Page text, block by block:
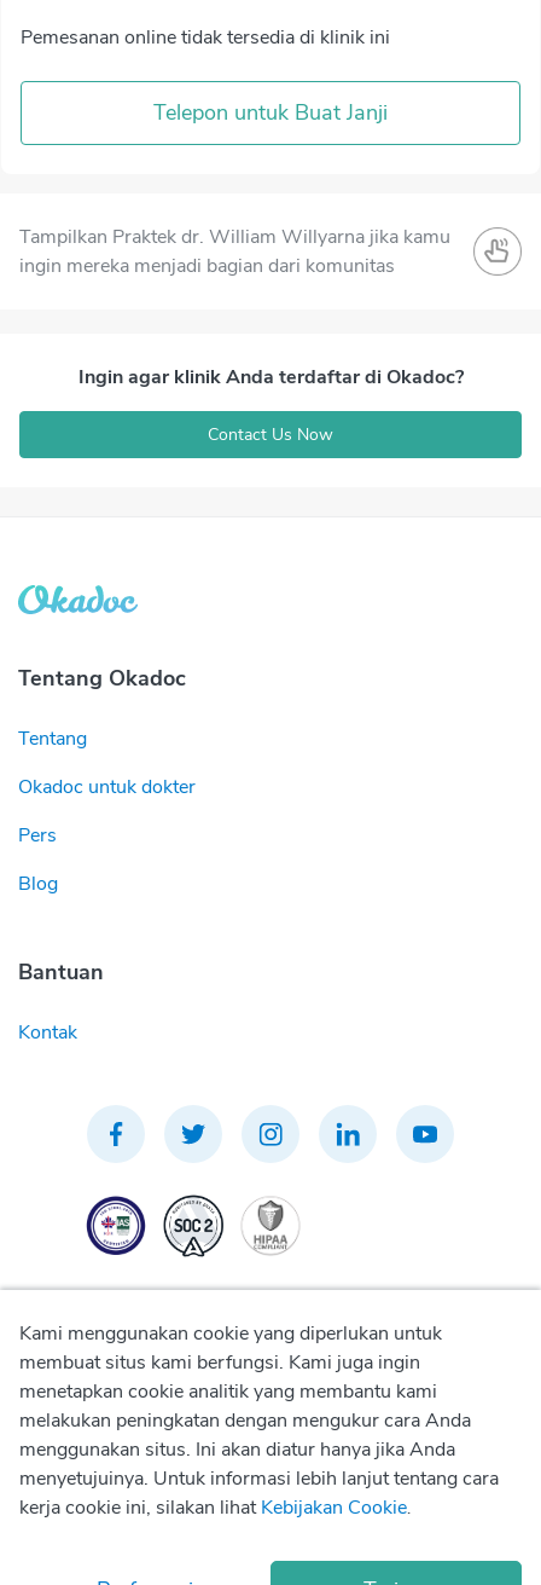
Pemesanan online tidak tersedia di klinik ini
Telepon untuk Buat Janji
Tampilkan Praktek dr. William Willyarna jika kamu
ingin mereka menjadi bagian dari komunitas
Ingin agar klinik Anda terdaftar di Okadoc?
Contact Us Now
Tentang Okadoc
Tentang
Okadoc untuk dokter
Pers
Blog
Bantuan
Kontak
Kebijakan Privasi
Kebijakan Penggunaan
Kami menggunakan cookie yang diperlukan untuk
membuat situs kami berfungsi. Kami juga ingin
menetapkan cookie analitik yang membantu kami
melakukan peningkatan dengan mengukur cara Anda
menggunakan situs. Ini akan diatur hanya jika Anda
menyetujuinya. Untuk informasi lebih lanjut tentang cara
kerja cookie ini, silakan lihat Kebijakan Cookie.